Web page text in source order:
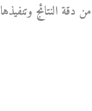
من دقة النتائج وتنفيذها